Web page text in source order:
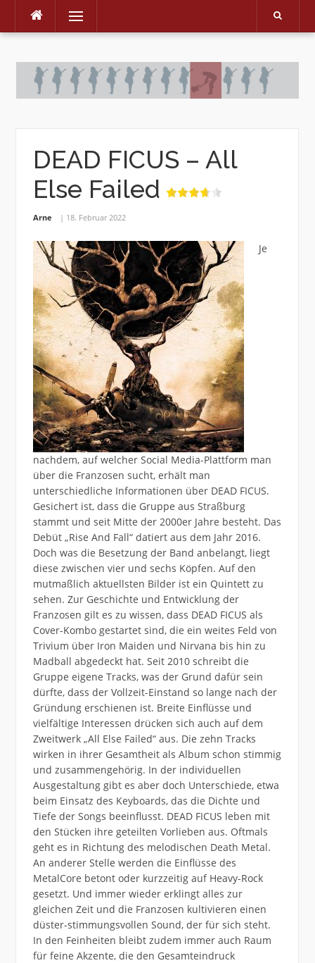
Skip
Menu
DEAD FICUS – All
Else Failed
Arne 18. Februar 2022
Je
nachdem, auf welcher Social Media-Plattform man
über die Franzosen sucht, erhält man
unterschiedliche Informationen über DEAD FICUS.
Gesichert ist, dass die Gruppe aus Straßburg
stammt und seit Mitte der 2000er Jahre besteht. Das
Debüt „Rise And Fall“ datiert aus dem Jahr 2016.
Doch was die Besetzung der Band anbelangt, liegt
diese zwischen vier und sechs Köpfen. Auf den
mutmaßlich aktuellsten Bilder ist ein Quintett zu
sehen. Zur Geschichte und Entwicklung der
Franzosen gilt es zu wissen, dass DEAD FICUS als
Cover-Kombo gestartet sind, die ein weites Feld von
Trivium über Iron Maiden und Nirvana bis hin zu
Madball abgedeckt hat. Seit 2010 schreibt die
Gruppe eigene Tracks, was der Grund dafür sein
dürfte, dass der Vollzeit-Einstand so lange nach der
Gründung erschienen ist. Breite Einflüsse und
vielfältige Interessen drücken sich auch auf dem
Zweitwerk „All Else Failed“ aus. Die zehn Tracks
wirken in ihrer Gesamtheit als Album schon stimmig
und zusammengehörig. In der individuellen
Ausgestaltung gibt es aber doch Unterschiede, etwa
beim Einsatz des Keyboards, das die Dichte und
Tiefe der Songs beeinflusst. DEAD FICUS leben mit
den Stücken ihre geteilten Vorlieben aus. Oftmals
geht es in Richtung des melodischen Death Metal.
An anderer Stelle werden die Einflüsse des
MetalCore betont oder kurzzeitig auf Heavy-Rock
gesetzt. Und immer wieder erklingt alles zur
gleichen Zeit und die Franzosen kultivieren einen
düster-stimmungsvollen Sound, der für sich steht.
In den Feinheiten bleibt zudem immer auch Raum
für feine Akzente, die den Gesamteindruck